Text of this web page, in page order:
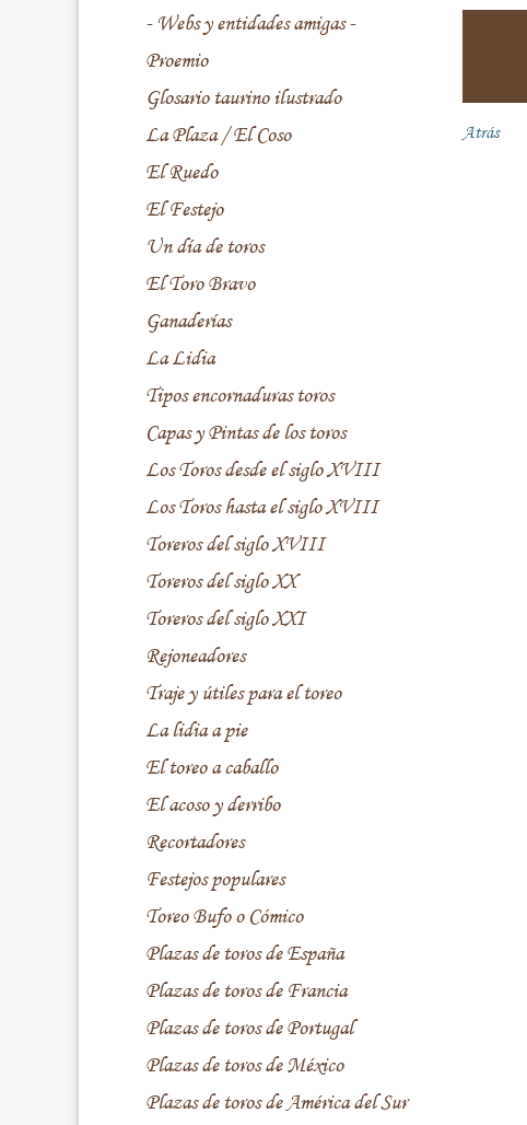
- Webs y entidades amigas -
Proemio
Glosario taurino ilustrado
La Plaza / El Coso
El Ruedo
El Festejo
Un día de toros
El Toro Bravo
Ganaderías
La Lidia
Tipos encornaduras toros
Capas y Pintas de los toros
Los Toros desde el siglo XVIII
Los Toros hasta el siglo XVIII
Toreros del siglo XVIII
Toreros del siglo XX
Toreros del siglo XXI
Rejoneadores
Traje y útiles para el toreo
La lidia a pie
El toreo a caballo
El acoso y derribo
Recortadores
Festejos populares
Toreo Bufo o Cómico
Plazas de toros de España
Plazas de toros de Francia
Plazas de toros de Portugal
Plazas de toros de México
Plazas de toros de América del Sur
Atrás